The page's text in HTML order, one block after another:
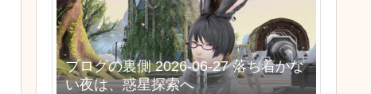
ブログの裏側 2026-06-27 落ち着かな
い夜は、惑星探索へ